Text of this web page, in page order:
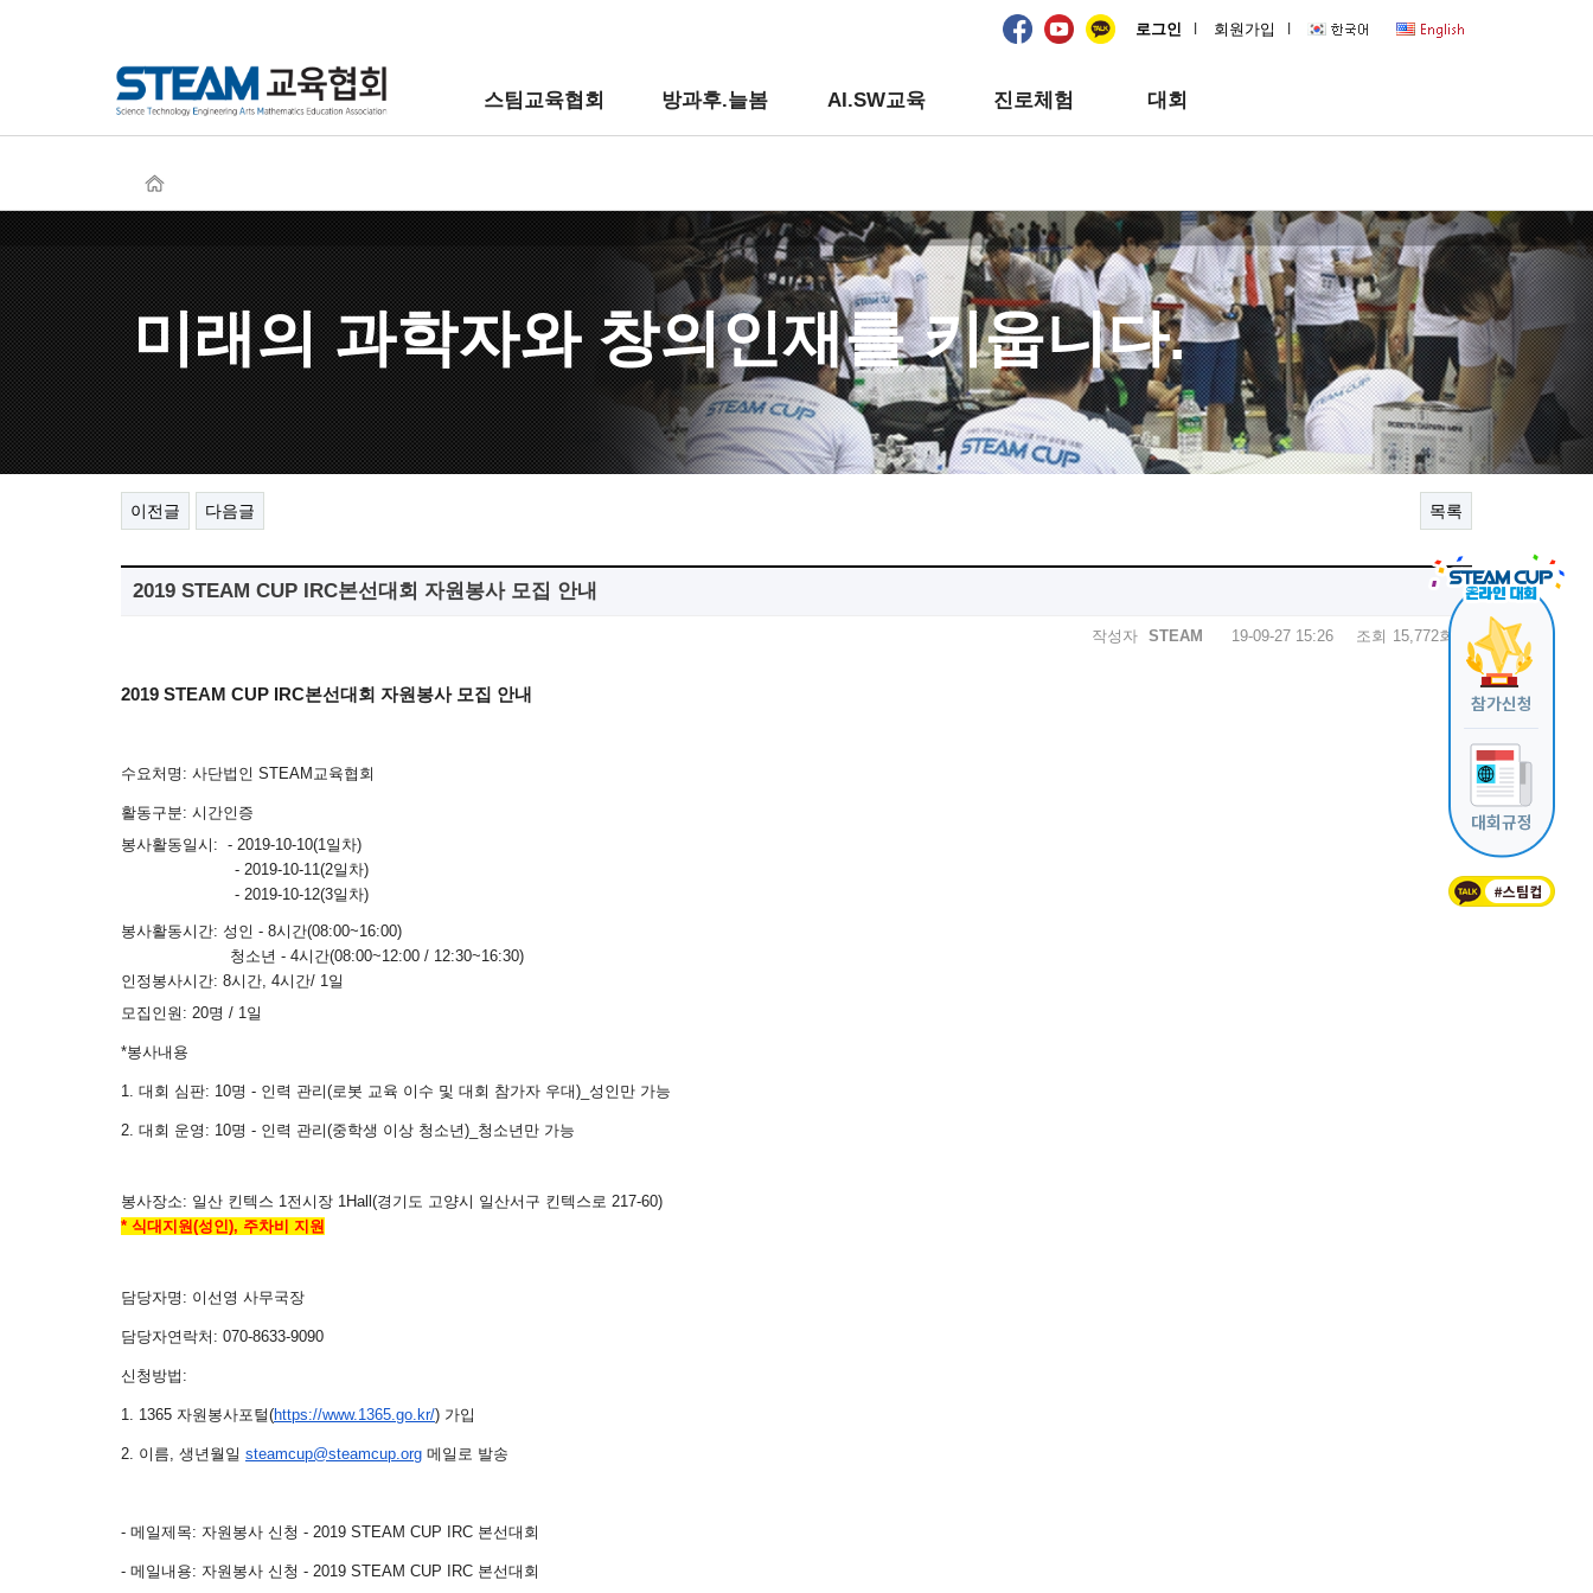
회원가입 l
로그인 l
스팀교육협회 방과후.늘봄 AI.SW교육 진로체험 대회
미래의 과학자와 창의인재를 키웁니다.
이전글 다음글 목록
2019 STEAM CUP IRC본선대회 자원봉사 모집 안내
작성자 STEAM 19-09-27 15:26 조회 15,772회
2019 STEAM CUP IRC본선대회 자원봉사 모집 안내
수요처명 : 사단법인 STEAM 교육협회
활동구분: 시간인증
봉사활동일시 : - 2019-10-10(1일차)
- 2019-10-11(2일차)
- 2019-10-12(3일차)
봉사활동시간: 성인 - 8시간(08:00~16:00)
청소년 - 4시간(08:00~12:00 / 12:30~16:30)
인정봉사시간: 8시간, 4시간/ 1일
모집인원 : 20명 / 1일
*봉사내용
1. 대회 심판: 10명 - 인력 관리(로봇 교육 이수 및 대회 참가자 우대)_성인만 가능
2. 대회 운영 : 10명 - 인력 관리(중학생 이상 청소년)_청소년만 가능
봉사장소: 일산 킨텍스 1전시장 1Hall (경기도 고양시 일산서구 킨텍스로 217-60)
* 식대지원(성인), 주차비 지원
담당자명 : 이선영 사무국장
담당자연락처 : 070-8633-9090
신청방법 :
1. 1365 자원봉사포털(https://www.1365.go.kr/) 가입
2. 이름, 생년월일 steamcup@steamcup.org 메일로 발송
- 메일제목: 자원봉사 신청 - 2019 STEAM CUP IRC 본선대회
- 메일내용: 자원봉사 신청 - 2019 STEAM CUP IRC 본선대회